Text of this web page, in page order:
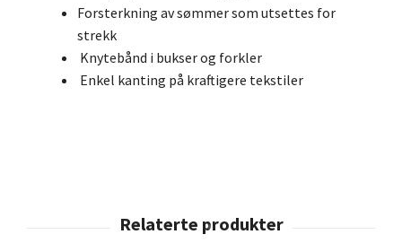
Forsterkning av sømmer som utsettes for
strekk
Knytebånd i bukser og forkler
Enkel kanting på kraftigere tekstiler